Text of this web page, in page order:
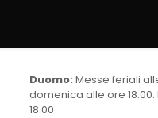
Duomo: Messe feriali
domenica alle ore 18.00.
18.00